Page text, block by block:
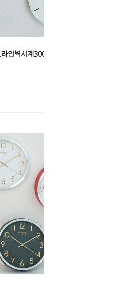
인벽시계300